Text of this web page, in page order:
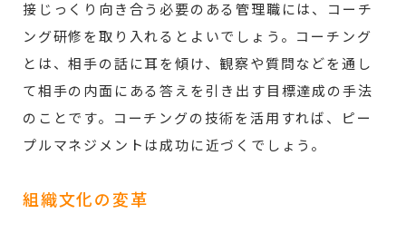
接じっくり向き合う必要のある管理職には、コーチ
ング研修を取り入れるとよいでしょう。コーチング
とは、相手の話に耳を傾け、観察や質問などを通し
て相手の内面にある答えを引き出す目標達成の手法
のことです。コーチングの技術を活用すれば、ピー
プルマネジメントは成功に近づくでしょう。
組織文化の変革